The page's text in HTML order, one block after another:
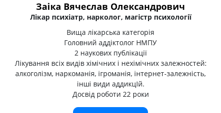
Заіка Вячеслав Олександрович
Лікар психіатр, нарколог, магістр психології
Вища лікарська категорія
Головний аддіктолог НМПУ
2 наукових публікації
Лікування всіх видів хімічних і нехімічних залежностей:
алкоголізм, наркоманія, ігроманія, інтернет-залежність,
інші види аддикцІй.
Досвід роботи 22 роки